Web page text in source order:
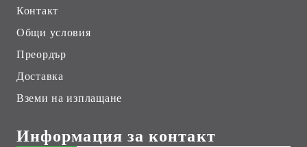
Контакт
Общи условия
Преордър
Доставка
Вземи на изплащане
Информация за контакт